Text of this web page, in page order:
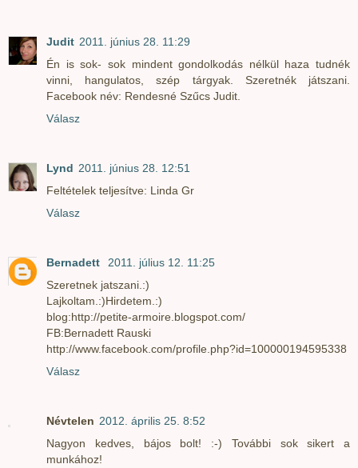
Judit 2011. június 28. 11:29
Én is sok- sok mindent gondolkodás nélkül haza tudnék
vinni, hangulatos, szép tárgyak. Szeretnék játszani.
Facebook név: Rendesné Szűcs Judit.
Válasz
Lynd 2011. június 28. 12:51
Feltételek teljesítve: Linda Gr
Válasz
Bernadett
2011. július 12. 11:25
Szeretnek jatszani.:)
Lajkoltam.:)Hirdetem.:)
blog:http://petite-armoire.blogspot.com/
FB:Bernadett Rauski
http://www.facebook.com/profile.php?id=100000194595338
Válasz
Névtelen 2012. április 25. 8:52
Nagyon kedves, bájos bolt! :-) További sok sikert a
munkához!